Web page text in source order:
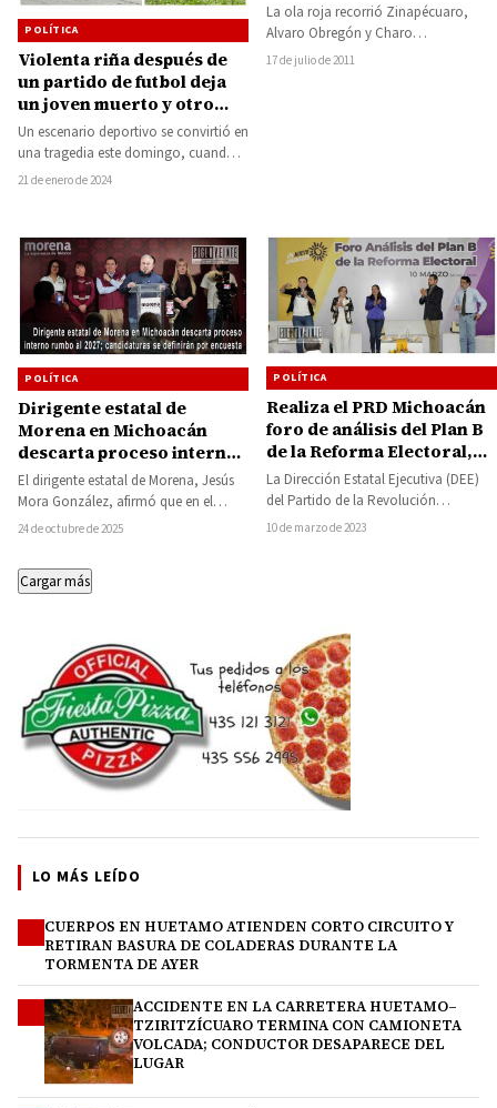
POLÍTICA
Violenta riña después de
un partido de futbol deja
un joven muerto y otro
herido en Jacona
Un escenario deportivo se convirtió en
una tragedia este domingo, cuando
un partido de fútbol en los
21 de enero de 2024
La ola roja recorrió Zinapécuaro,
Alvaro Obregón y Charo
Zinapécuaro, Alvaro Obregón y
17 de julio de 2011
POLÍTICA
Dirigente estatal de
Morena en Michoacán
descarta proceso interno
rumbo al 2027;
candidaturas se definirán
por encuesta
El dirigente estatal de Morena, Jesús
Mora González, afirmó que en el
partido no existe ningún proceso
24 de octubre de 2025
POLÍTICA
Realiza el PRD Michoacán
foro de análisis del Plan B
de la Reforma Electoral,
vamos a seguir dando la
batalla: Octavio Ocampo
La Dirección Estatal Ejecutiva (DEE)
del Partido de la Revolución
Democrática (PRD), organizó el Foro
10 de marzo de 2023
Cargar más
LO MÁS LEÍDO
CUERPOS EN HUETAMO ATIENDEN CORTO CIRCUITO Y
RETIRAN BASURA DE COLADERAS DURANTE LA
TORMENTA DE AYER
ACCIDENTE EN LA CARRETERA HUETAMO–
TZIRITZÍCUARO TERMINA CON CAMIONETA
VOLCADA; CONDUCTOR DESAPARECE DEL
LUGAR